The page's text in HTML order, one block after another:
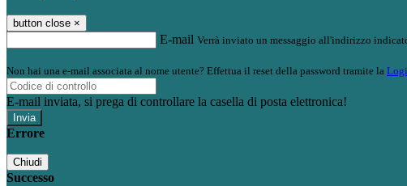
button close ×
E-mail Verrà inviato un messaggio all'indirizzo
Non hai una e-mail associata al nome utente? Effettua il reset della password tramite la
E-mail inviata, si prega di controllare la casella di posta elettronica!
Errore
Chiudi
Successo